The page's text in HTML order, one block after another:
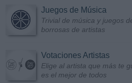
Juegos de Música
Trivial de música y juegos
borrosas de artistas
Votaciones Artistas
Elige al artista que más te
es el mejor de todos